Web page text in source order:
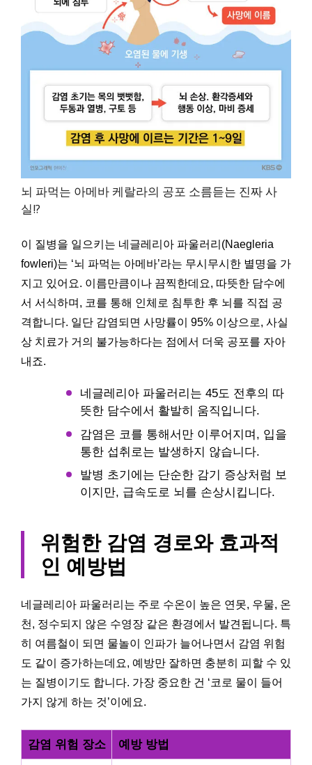
뇌 파먹는 아메바 케랄라의 공포 소름듣는 진짜 사
실!?
이 질병을 일으키는 네글레리아 파울러리(Naegleria
fowleri)는 ‘뇌 파먹는 아메바’라는 무시무시한 별명을 가
지고 있어요. 이름만큼이나 끔찍한데요, 따뜻한 담수에
서 서식하며, 코를 통해 인체로 침투한 후 뇌를 직접 공
격합니다. 일단 감염되면 사망률이 95% 이상으로, 사실
상 치료가 거의 불가능하다는 점에서 더욱 공포를 자아
내죠.
네글레리아 파울러리는 45도 전후의 따
뜻한 담수에서 활발히 움직입니다.
감염은 코를 통해서만 이루어지며, 입을
통한 섭취로는 발생하지 않습니다.
발병 초기에는 단순한 감기 증상처럼 보
이지만, 급속도로 뇌를 손상시킵니다.
위험한 감염 경로와 효과적
인 예방법
네글레리아 파울러리는 주로 수온이 높은 연못, 우물, 온
천, 정수되지 않은 수영장 같은 환경에서 발견됩니다. 특
히 여름철이 되면 물놀이 인파가 늘어나면서 감염 위험
도 같이 증가하는데요, 예방만 잘하면 충분히 피할 수 있
는 질병이기도 합니다. 가장 중요한 건 ‘코로 물이 들어
가지 않게 하는 것’이에요.
감염 위험 장소 예방 방법